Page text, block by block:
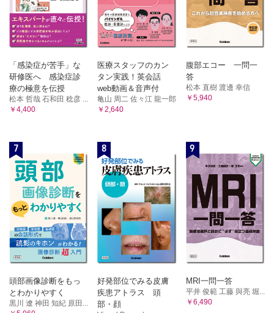
「感染症が苦手」な
研修医へ 感染症診
療の極意を伝授
松本 哲哉 石和田 稔彦 ...
￥4,400
医療スタッフのカン
タン実践！英会話
web動画＆音声付
亀山 周二 佐々江 龍一郎
￥2,640
腹部エコー 一問一
答
松本 直樹 渡邊 幸信
￥5,940
7
頭部画像診断をもっ
とわかりやすく
黒川 遼 神田 知紀 原田...
8
好発部位でみる皮膚
疾患アトラス 頭
部・顔
9
MRI一問一答
平井 俊範 工藤 與亮 堀...
￥6,490